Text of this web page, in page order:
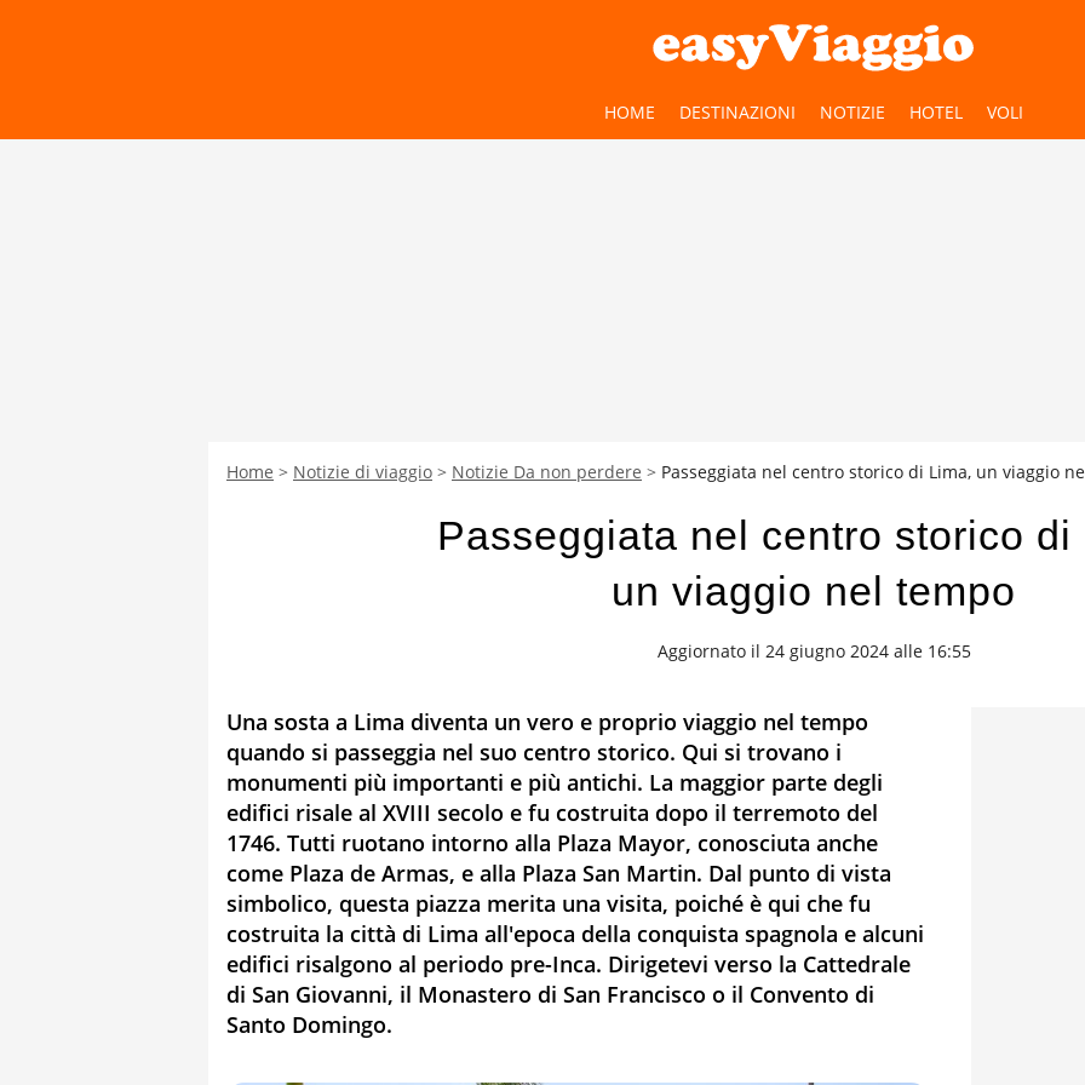
HOME DESTINAZIONI NOTIZIE HOTEL VOLI
Home Notizie di viaggio Notizie Da non perdere Passeggiata nel centro storico di Lima, un viaggio
Passeggiata nel centro storico di
un viaggio nel tempo
Aggiornato il 24 giugno 2024 alle 16:55
Una sosta a Lima diventa un vero e proprio viaggio nel tempo
quando si passeggia nel suo centro storico. Qui si trovano i
monumenti più importanti e più antichi. La maggior parte degli
edifici risale al XVIII secolo e fu costruita dopo il terremoto del
1746. Tutti ruotano intorno alla Plaza Mayor, conosciuta anche
come Plaza de Armas, e alla Plaza San Martin. Dal punto di vista
simbolico, questa piazza merita una visita, poiché è qui che fu
costruita la città di Lima all'epoca della conquista spagnola e alcuni
edifici risalgono al periodo pre-Inca. Dirigetevi verso la Cattedrale
di San Giovanni, il Monastero di San Francisco o il Convento di
Santo Domingo.